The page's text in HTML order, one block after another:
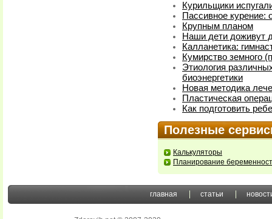
Курильщики
Пассивное курение:
Крупным планом
Наши дети доживут
Калланетика:
Кумирство земного
Этиология
биоэнергетики
Новая методика
Пластическая
Как подготовить
Полезные
Калькуляторы
Планирование
главная статьи